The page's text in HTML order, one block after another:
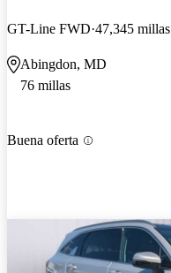
GT-Line FWD 47,345 millas
Abingdon, MD
76 millas
Buena oferta